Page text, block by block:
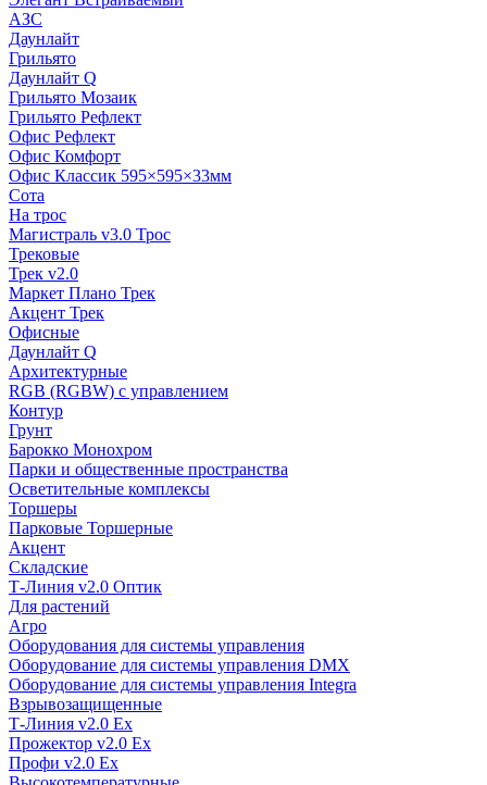
АЗС
Даунлайт
Грильято
Даунлайт Q
Грильято Мозаик
Грильято Рефлект
Офис Рефлект
Офис Комфорт
Офис Классик 595×595×33мм
Сота
На трос
Магистраль v3.0 Трос
Трековые
Трек v2.0
Маркет Плано Трек
Акцент Трек
Офисные
Даунлайт Q
Архитектурные
RGB (RGBW) с управлением
Контур
Грунт
Барокко Монохром
Парки и общественные пространства
Осветительные комплексы
Торшеры
Парковые Торшерные
Акцент
Складские
Т-Линия v2.0 Оптик
Для растений
Агро
Оборудования для системы управления
Оборудование для системы управления DMX
Оборудование для системы управления Integra
Взрывозащищенные
Т-Линия v2.0 Ex
Прожектор v2.0 Ex
Профи v2.0 Ex